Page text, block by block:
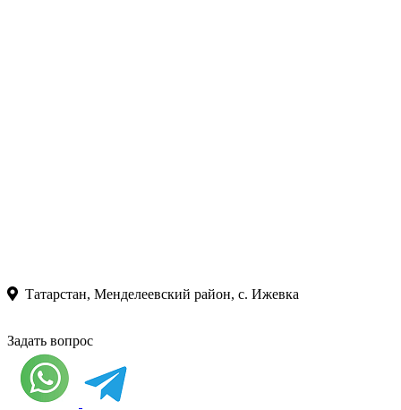
Татарстан, Менделеевский район, с. Ижевка
Задать вопрос